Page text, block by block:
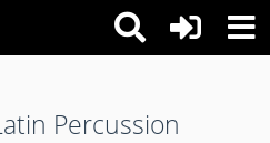
Percussion